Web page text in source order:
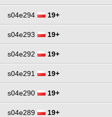
s04e294 19+
s04e293 19+
s04e292 19+
s04e291 19+
s04e290 19+
s04e289 19+